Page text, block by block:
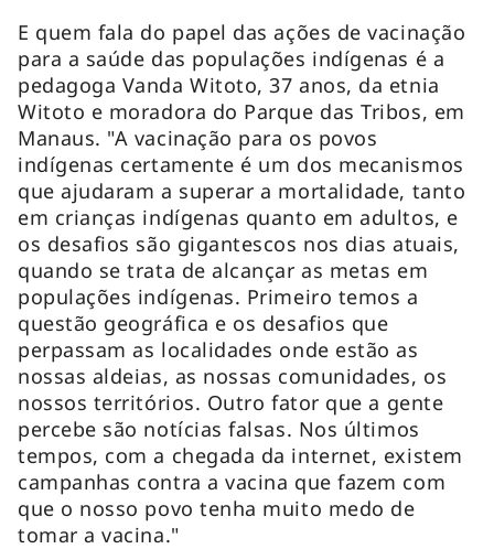
E quem fala do papel das ações de vacinação
para a saúde das populações indígenas é a
pedagoga Vanda Witoto, 37 anos, da etnia
Witoto e moradora do Parque das Tribos, em
Manaus. "A vacinação para os povos
indígenas certamente é um dos mecanismos
que ajudaram a superar a mortalidade, tanto
em crianças indígenas quanto em adultos, e
os desafios são gigantescos nos dias atuais,
quando se trata de alcançar as metas em
populações indígenas. Primeiro temos a
questão geográfica e os desafios que
perpassam as localidades onde estão as
nossas aldeias, as nossas comunidades, os
nossos territórios. Outro fator que a gente
percebe são notícias falsas. Nos últimos
tempos, com a chegada da internet, existem
campanhas contra a vacina que fazem com
que o nosso povo tenha muito medo de
tomar a vacina."